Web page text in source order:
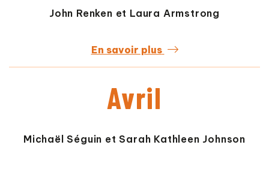
John Renken et Laura Armstrong
En savoir plus
Avril
Michaël Séguin et Sarah Kathleen Johnson